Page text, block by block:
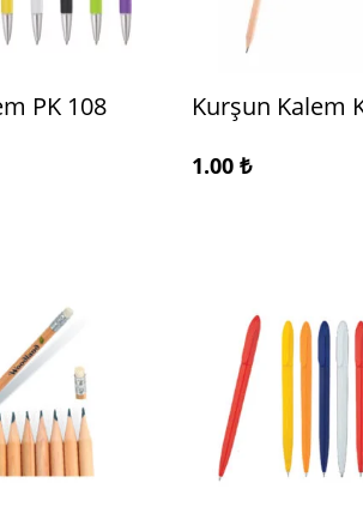
PK 108 Kurşun Kalem
1.00 ₺